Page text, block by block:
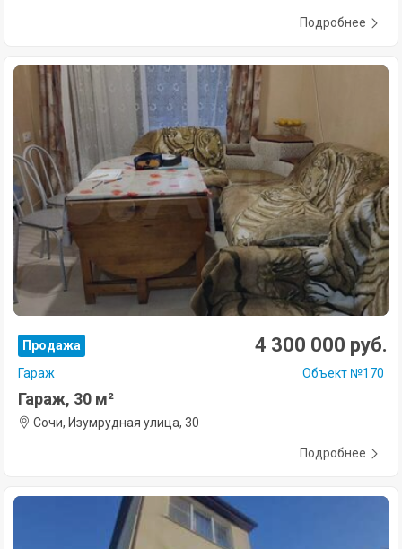
Подробнее
Продажа 4 300 000 руб.
Гараж Объект №170
Гараж, 30 м²
Сочи, Изумрудная улица, 30
Подробнее